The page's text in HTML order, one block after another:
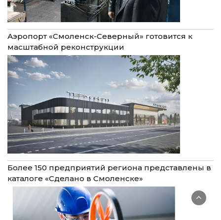
Аэропорт «Смоленск-Северный» готовится к
масштабной реконструкции
Более 150 предприятий региона представлены в
каталоге «Сделано в Смоленске»